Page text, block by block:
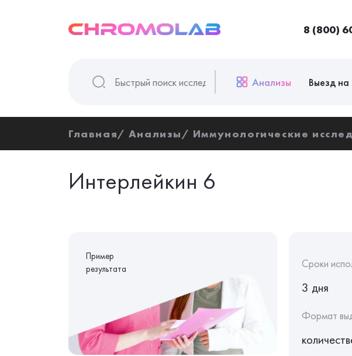
8 (800)
Анализы Выезд
Главная Анализы Иммунологические
Интерлейкин 6
Пример
результата
Сроки
3 дня
Формат